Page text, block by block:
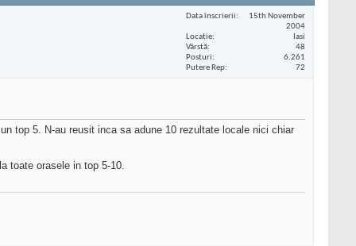
Data înscrierii
15th November
2004
Locaţie
Iasi
Vârstă
48
Posturi
6.261
Putere Rep
72
top 5. N-au reusit inca sa adune 10 rezultate locale nici chiar
toate orasele in top 5-10.